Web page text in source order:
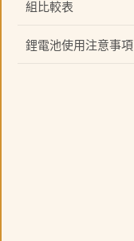
組比較表
鋰電池使用注意事項